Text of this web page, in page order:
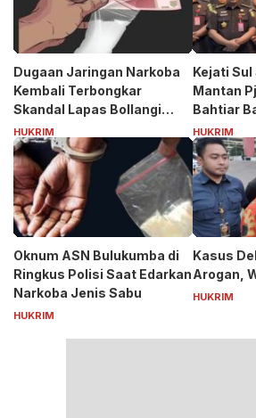
Dugaan Jaringan Narkoba
Kembali Terbongkar
Skandal Lapas Bollangi
Siapa Puang ASS?
HUKRIM
Kejati Sul
Mantan
Bahtiar
Bibit
HUKRIM
Oknum ASN Bulukumba di
Ringkus Polisi Saat Edarkan
Narkoba Jenis Sabu
HUKRIM
Kasus
Arogan,
HUKRIM